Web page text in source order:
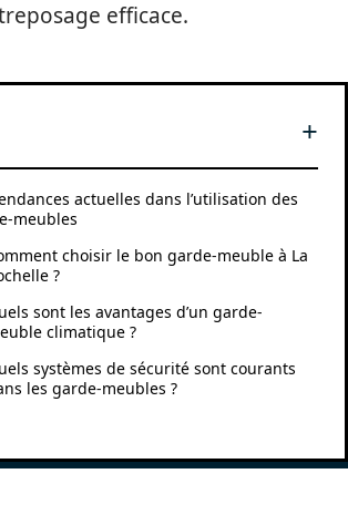
efficace.
actuelles dans l’utilisation des
meubles
choisir le bon garde-meuble à La
?
sont les avantages d’un garde-
climatique ?
systèmes de sécurité sont courants
les garde-meubles ?